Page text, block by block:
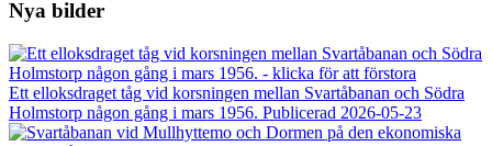
Nya bilder
Ett elloksdraget tåg vid korsningen mellan Svartåbanan och Södra
Holmstorp någon gång i mars 1956. Publicerad 2026-05-23